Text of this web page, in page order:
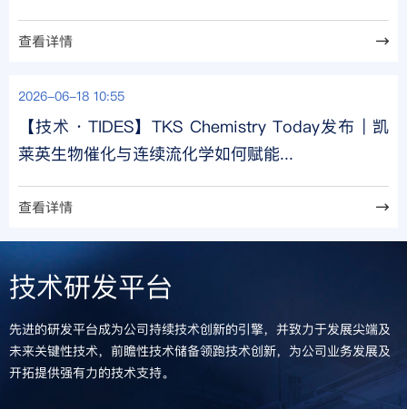
查看详情
2026-06-18 10:55
【技术・TIDES】TKS Chemistry Today发布 | 凯
莱英生物催化与连续流化学如何赋能...
查看详情
技术研发平台
先进的研发平台成为公司持续技术创新的引擎，并致力于发展尖端及
未来关键性技术，前瞻性技术储备领跑技术创新，为公司业务发展及
开拓提供强有力的技术支持。